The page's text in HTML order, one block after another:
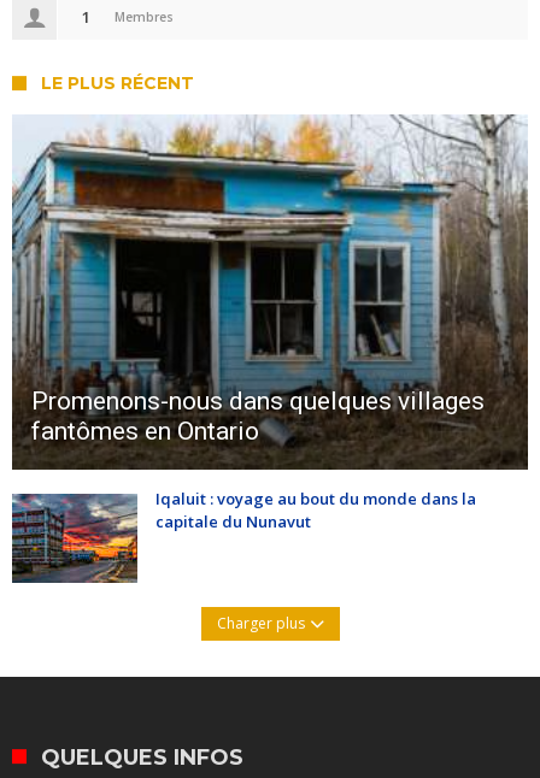
1 Membres
LE PLUS RÉCENT
Promenons-nous dans quelques villages
fantômes en Ontario
Iqaluit : voyage au bout du monde dans la
capitale du Nunavut
Charger plus
QUELQUES INFOS